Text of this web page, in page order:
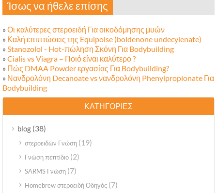
Ίσως να ήθελε επίσης
» Οι καλύτερες στεροειδή Για οικοδόμησης μυών
» Καλή επιπτώσεις της Equipoise (boldenone undecylenate)
» Stanozolol - Hot-πώληση Σκόνη Για Bodybuilding
» Cialis vs Viagra – Ποιό είναι καλύτερο ?
» Πώς DMAA Powder εργασίας Για Bodybuilding?
» Νανδρολόνη Decanoate vs νανδρολόνη Phenylpropionate Για
Bodybuilding
ΚΑΤΗΓΟΡΊΕΣ
blog (38)
στεροειδών Γνώση (19)
Γνώση πεπτίδιο (2)
SARMS Γνώση (7)
Homebrew στεροειδή Οδηγός (7)